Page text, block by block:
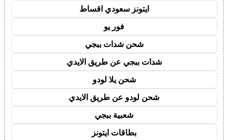
ايتونز سعودي اقساط
فور يو
شحن شدات ببجي
شدات ببجي عن طريق الايدي
شحن يلا لودو
شحن لودو عن طريق الايدي
شعبية ببجي
بطاقات ايتونز